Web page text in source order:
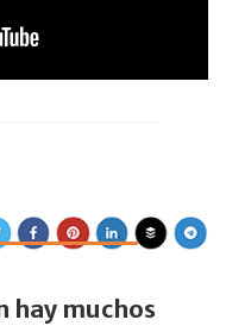
hay muchos